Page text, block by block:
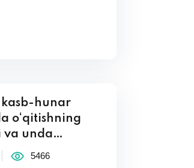
kasb-hunar
o‘qitishning
va unda…
5466